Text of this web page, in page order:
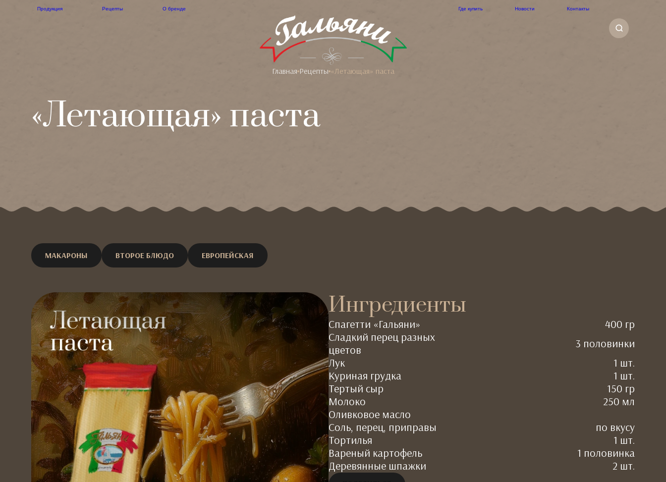
Продукция Рецепты О бренде Где купить Новости Контакты
Главная Рецепты «Летающая» паста
«Летающая» паста
МАКАРОНЫ ВТОРОЕ БЛЮДО ЕВРОПЕЙСКАЯ
Ингредиенты
Спагетти «Гальяни»
400 гр
Сладкий перец разных
цветов
3 половинки
Лук
1 шт.
Куриная грудка
1 шт.
Тертый сыр
150 гр
Молоко
250 мл
Оливковое масло
Соль, перец, приправы
по вкусу
Тортилья
1 шт.
Вареный картофель
1 половинка
Деревянные шпажки
2 шт.